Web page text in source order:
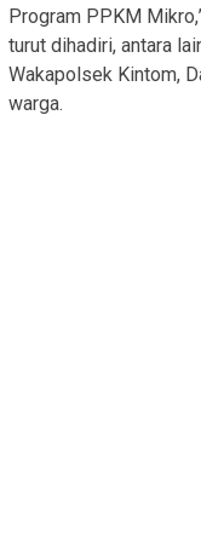
Program PPKM
turut dihadiri, antara
Wakapolsek Kintom,
warga.